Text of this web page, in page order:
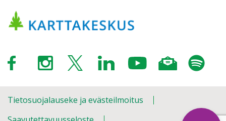
Tietosuojalauseke ja evästeilmoitus